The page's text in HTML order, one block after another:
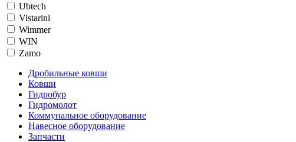
Ubtech
Vistarini
Wimmer
WIN
Zamo
Дробильные ковши
Ковши
Гидробур
Гидромолот
Коммунальное оборудование
Навесное оборудование
Запчасти